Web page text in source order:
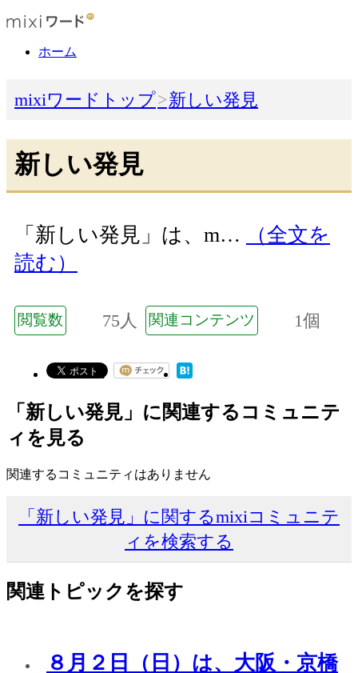
ホーム
mixiワードトップ 新しい発見
新しい発見
「新しい発見」は、m…
（全文を
読む）
閲覧数 75人 関連コンテンツ 1個
「新しい発見」に関連するコミュニテ
ィを見る
関連するコミュニティはありません
「新しい発見」に関するmixiコミュニテ
ィを検索する
関連トピックを探す
８月２日（日）は、大阪・京橋